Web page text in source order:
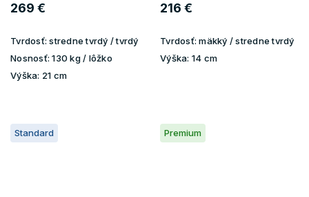
269 €
Tvrdosť: stredne tvrdý / tvrdý
Nosnosť: 130 kg / lôžko
Výška: 21 cm
216 €
Tvrdosť: mäkký / stredne tvrdý
Výška: 14 cm
Standard Premium